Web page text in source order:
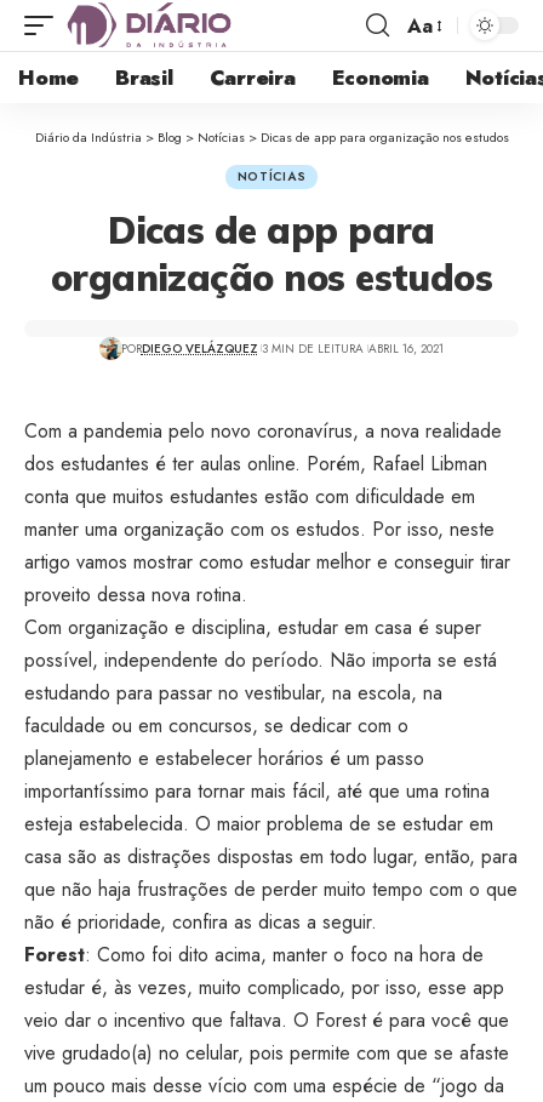
Aa
Home Brasil Carreira Economia
Diário da Indústria > Blog > Notícias> Dicas de app para organização nos estudos
NOTÍCIAS
Dicas de app para
organização nos estudos
PORDIEGO VELÁZQUEZ 3 MIN DE LEITURA ABRIL 16, 2021
Com a pandemia pelo novo coronavírus, a nova realidade
dos estudantes é ter aulas online. Porém, Rafael Libman
conta que muitos estudantes estão com dificuldade em
manter uma organização com os estudos. Por isso, neste
artigo vamos mostrar como estudar melhor e conseguir tirar
proveito dessa nova rotina.
Com organização e disciplina, estudar em casa é super
possível, independente do período. Não importa se está
estudando para passar no vestibular, na escola, na
faculdade ou em concursos, se dedicar com o
planejamento e estabelecer horários é um passo
importantíssimo para tornar mais fácil, até que uma rotina
esteja estabelecida. O maior problema de se estudar em
casa são as distrações dispostas em todo lugar, então, para
que não haja frustrações de perder muito tempo com o que
não é prioridade, confira as dicas a seguir.
Forest: Como foi dito acima, manter o foco na hora de
estudar é, às vezes, muito complicado, por isso, esse app
veio dar o incentivo que faltava. O Forest é para você que
vive grudado(a) no celular, pois permite com que se afaste
um pouco mais desse vício com uma espécie de “jogo da